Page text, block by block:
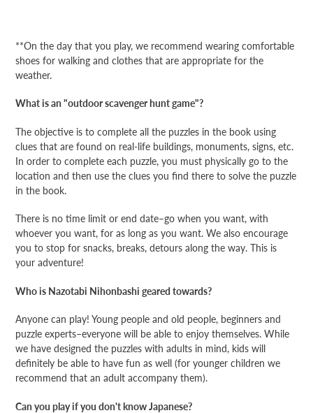
**On the day that you play, we recommend wearing comfortable
shoes for walking and clothes that are appropriate for the
weather.
What is an "outdoor scavenger hunt game"?
The objective is to complete all the puzzles in the book using
clues that are found on real-life buildings, monuments, signs, etc.
In order to complete each puzzle, you must physically go to the
location and then use the clues you find there to solve the puzzle
in the book.
There is no time limit or end date–go when you want, with
whoever you want, for as long as you want. We also encourage
you to stop for snacks, breaks, detours along the way. This is
your adventure!
Who is Nazotabi Nihonbashi geared towards?
Anyone can play! Young people and old people, beginners and
puzzle experts–everyone will be able to enjoy themselves. While
we have designed the puzzles with adults in mind, kids will
definitely be able to have fun as well (for younger children we
recommend that an adult accompany them).
Can you play if you don't know Japanese?